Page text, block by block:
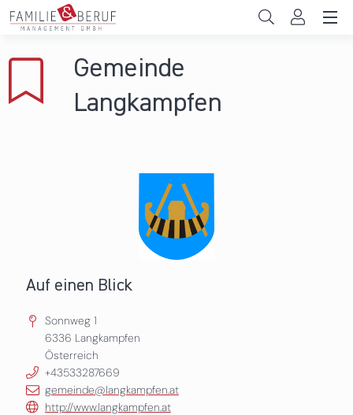
Direkt zum Inhalt
Gemeinden
Gemeinde
Langkampfen
Auf einen Blick
Sonnweg 1
6336 Langkampfen
Österreich
+43533287669
gemeinde@langkampfen.at
http://www.langkampfen.at